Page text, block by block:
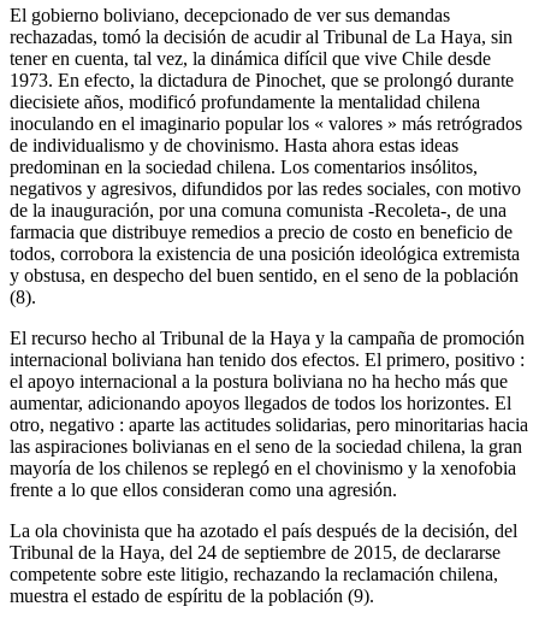
El gobierno boliviano, decepcionado de ver sus demandas
rechazadas, tomó la decisión de acudir al Tribunal de La Haya, sin
tener en cuenta, tal vez, la dinámica difícil que vive Chile desde
1973. En efecto, la dictadura de Pinochet, que se prolongó durante
diecisiete años, modificó profundamente la mentalidad chilena
inoculando en el imaginario popular los « valores » más retrógrados
de individualismo y de chovinismo. Hasta ahora estas ideas
predominan en la sociedad chilena. Los comentarios insólitos,
negativos y agresivos, difundidos por las redes sociales, con motivo
de la inauguración, por una comuna comunista -Recoleta-, de una
farmacia que distribuye remedios a precio de costo en beneficio de
todos, corrobora la existencia de una posición ideológica extremista
y obstusa, en despecho del buen sentido, en el seno de la población
(8).
El recurso hecho al Tribunal de la Haya y la campaña de promoción
internacional boliviana han tenido dos efectos. El primero, positivo :
el apoyo internacional a la postura boliviana no ha hecho más que
aumentar, adicionando apoyos llegados de todos los horizontes. El
otro, negativo : aparte las actitudes solidarias, pero minoritarias hacia
las aspiraciones bolivianas en el seno de la sociedad chilena, la gran
mayoría de los chilenos se replegó en el chovinismo y la xenofobia
frente a lo que ellos consideran como una agresión.
La ola chovinista que ha azotado el país después de la decisión, del
Tribunal de la Haya, del 24 de septiembre de 2015, de declararse
competente sobre este litigio, rechazando la reclamación chilena,
muestra el estado de espíritu de la población (9).